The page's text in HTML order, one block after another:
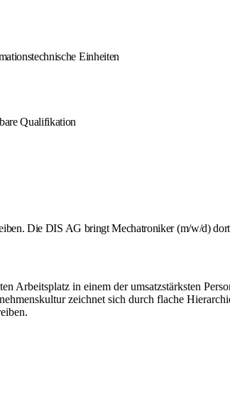
Einheiten
Qualifikation
Die DIS AG bringt Mechatroniker (m/w/d)
Arbeitsplatz in einem der umsatzstärksten
zeichnet sich durch flache